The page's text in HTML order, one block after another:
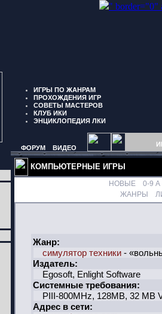
" border="0"
ИГРЫ ПО ЖАНРАМ
ПРОХОЖДЕНИЯ ИГР
СОВЕТЫ МАСТЕРОВ
КЛУБ ИКИ
ЭНЦИКЛОПЕДИЯ ЛКИ
ФОРУМ ВИДЕО
КОМПЬЮТЕРНЫЕ ИГРЫ
НОВЫЕ 0-9 A
ЖАНРЫ
Жанр:
симулятор техники -
Издатель:
Egosoft, Enlight Software
Системные требования:
PIII-800MHz, 128MB, 32 MB
Адрес в сети: